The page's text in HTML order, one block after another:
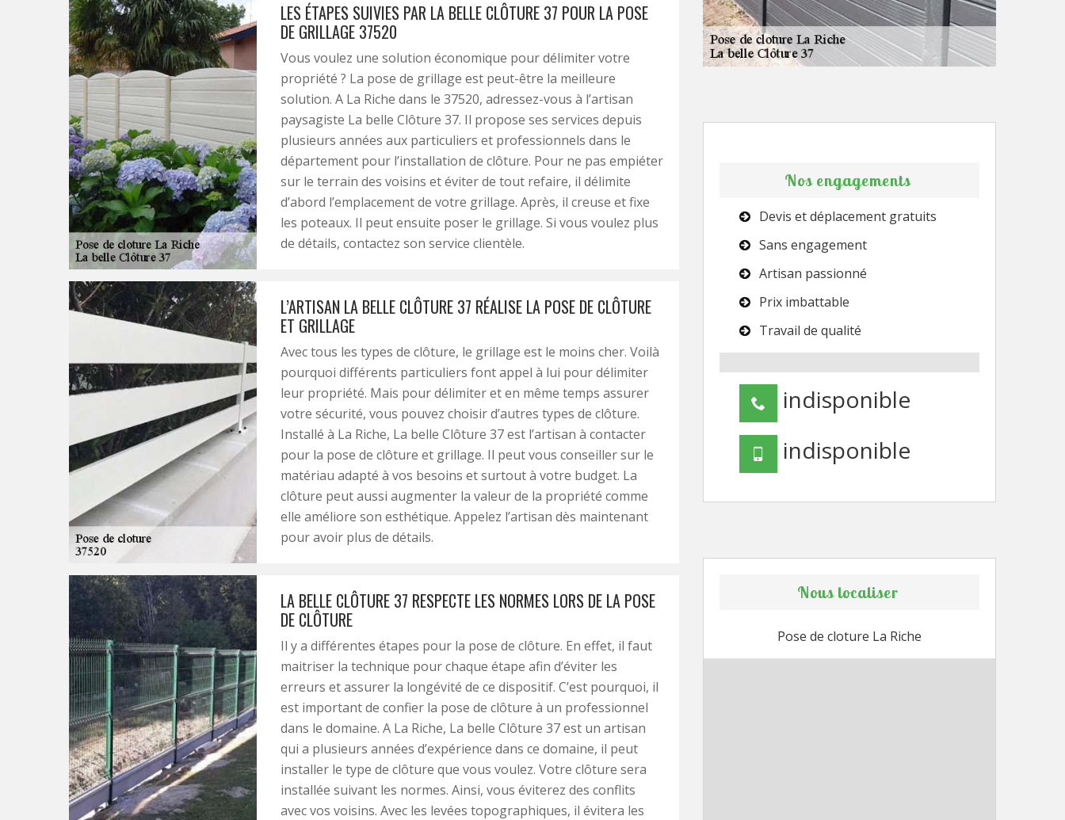
LES ÉTAPES SUIVIES PAR LA BELLE CLÔTURE 37 POUR LA POSE
DE GRILLAGE 37520
Vous voulez une solution économique pour délimiter votre
propriété ? La pose de grillage est peut-être la meilleure
solution. A La Riche dans le 37520, adressez-vous à l’artisan
paysagiste La belle Clôture 37. Il propose ses services depuis
plusieurs années aux particuliers et professionnels dans le
département pour l’installation de clôture. Pour ne pas empiéter
sur le terrain des voisins et éviter de tout refaire, il délimite
d’abord l’emplacement de votre grillage. Après, il creuse et fixe
les poteaux. Il peut ensuite poser le grillage. Si vous voulez plus
de détails, contactez son service clientèle.
L’ARTISAN LA BELLE CLÔTURE 37 RÉALISE LA POSE DE CLÔTURE
ET GRILLAGE
Avec tous les types de clôture, le grillage est le moins cher. Voilà
pourquoi différents particuliers font appel à lui pour délimiter
leur propriété. Mais pour délimiter et en même temps assurer
votre sécurité, vous pouvez choisir d’autres types de clôture.
Installé à La Riche, La belle Clôture 37 est l’artisan à contacter
pour la pose de clôture et grillage. Il peut vous conseiller sur le
matériau adapté à vos besoins et surtout à votre budget. La
clôture peut aussi augmenter la valeur de la propriété comme
elle améliore son esthétique. Appelez l’artisan dès maintenant
pour avoir plus de détails.
LA BELLE CLÔTURE 37 RESPECTE LES NORMES LORS DE LA POSE
DE CLÔTURE
Il y a différentes étapes pour la pose de clôture. En effet, il faut
maitriser la technique pour chaque étape afin d’éviter les
erreurs et assurer la longévité de ce dispositif. C’est pourquoi, il
est important de confier la pose de clôture à un professionnel
dans le domaine. A La Riche, La belle Clôture 37 est un artisan
qui a plusieurs années d’expérience dans ce domaine, il peut
installer le type de clôture que vous voulez. Votre clôture sera
installée suivant les normes. Ainsi, vous éviterez des conflits
avec vos voisins. Avec les levées topographiques, il évitera les
Nos engagements
Devis et déplacement gratuits
Sans engagement
Artisan passionné
Prix imbattable
Travail de qualité
indisponible
indisponible
Nous localiser
Pose de cloture La Riche